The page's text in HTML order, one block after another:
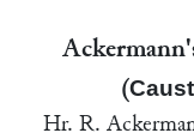
Ackermann
(
Hr. R.